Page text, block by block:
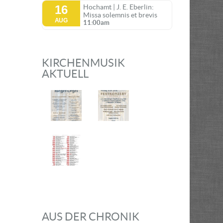
16
AUG
Hochamt | J. E. Eberlin:
Missa solemnis et brevis
11:00am
KIRCHENMUSIK
AKTUELL
AUS DER CHRONIK